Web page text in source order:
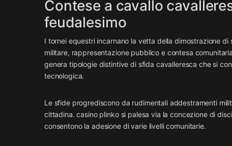
Contese a cavallo
feudalesimo
I tornei equestri incarnano la vetta della dimostrazione
militare, rappresentazione pubblico e contesa
genera tipologie distintive di sfida cavalleresca che si
tecnologica.
Le sfide progrediscono da rudimentali addestramenti
cittadina. casino plinko si palesa via la concezione di
consentono la adesione di varie livelli comunitarie.